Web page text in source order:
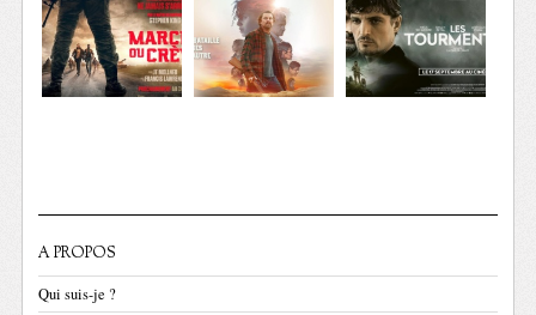
A PROPOS
Qui suis-je ?